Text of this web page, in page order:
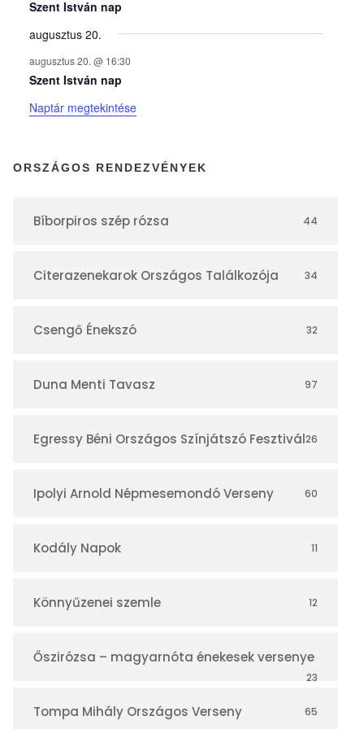
y
e
k
n
a
á
r
Szent István nap
augusztus 20.
augusztus 20. @ 16:30
Szent István nap
Naptár megtekintése
ORSZÁGOS RENDEZVÉNYEK
Bíborpiros szép rózsa 44
Citerazenekarok Országos Találkozója 34
Csengő Énekszó 32
Duna Menti Tavasz 97
Egressy Béni Országos Színjátszó Fesztivál26
Ipolyi Arnold Népmesemondó Verseny 60
Kodály Napok 11
Könnyűzenei szemle 12
Őszirózsa – magyarnóta énekesek versenye
23
Tompa Mihály Országos Verseny 65